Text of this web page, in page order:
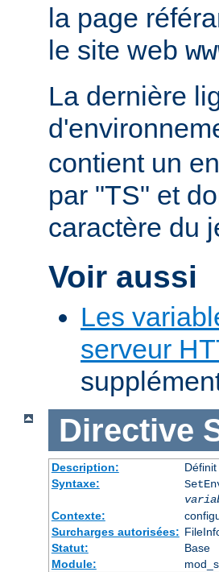
la page
le site web
La dernière
contient un
par "TS" et
caractère du
Voir aussi
Les
serveur
Directive
Description:
Syntaxe:
Contexte:
Surcharges autorisées:
Statut:
Base
Module: